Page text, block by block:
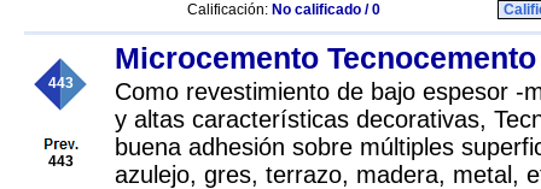
Calificación: No calificado / 0
443
443
Microcemento Tecnocemento
Como revestimiento de bajo espesor -
y altas características decorativas,
buena adhesión sobre múltiples
azulejo, gres, terrazo, madera, metal,